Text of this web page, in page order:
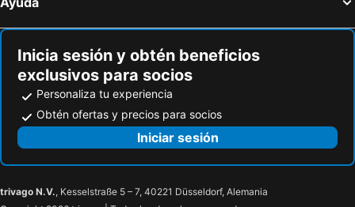
Portal Austral
Hotel Vista Mar
Canales Del Sur
Radisson Puerto Varas (Gran Colonos Del Sur)
Hospedaje El Roble, Puerto Varas
Inicia sesión y obtén beneficios
exclusivos para socios
Personaliza tu experiencia
Obtén ofertas y precios para socios
Iniciar sesión
trivago N.V., Kesselstraße 5 – 7, 40221 Düsseldorf, Alemania